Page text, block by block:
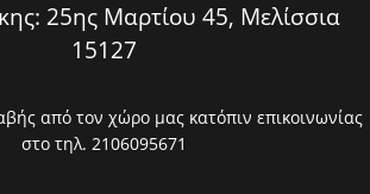
25ης Μαρτίου 45, Μελίσσια
15127
από τον χώρο μας κατόπιν επικοινωνίας
στο τηλ. 2106095671